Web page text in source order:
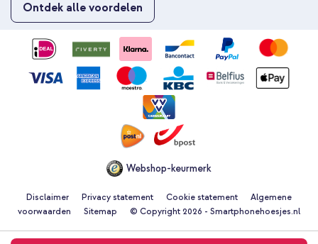
z
Ontdek alle voordelen
Webshop-keurmerk
Disclaimer Privacy statement Cookie statement
Algemene
voorwaarden
Sitemap © Copyright 2026 - Smartphonehoesjes.nl